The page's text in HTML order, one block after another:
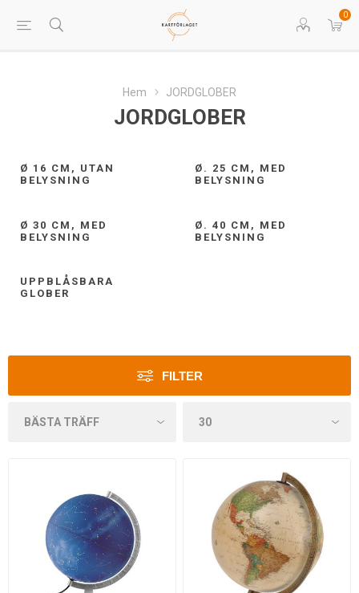
0
Hem JORDGLOBER
JORDGLOBER
Ø 16 CM, UTAN
BELYSNING
Ø. 25 CM, MED
BELYSNING
Ø 30 CM, MED
BELYSNING
Ø. 40 CM, MED
BELYSNING
UPPBLÅSBARA
GLOBER
FILTER